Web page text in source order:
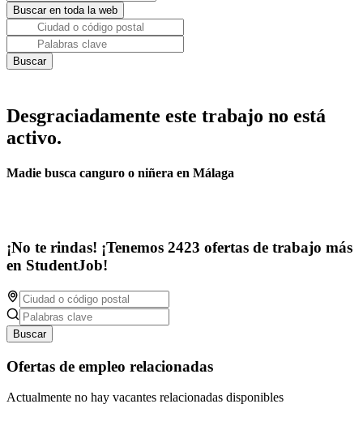
Desgraciadamente este trabajo no está
activo.
Madie busca canguro o niñera en Málaga
¡No te rindas! ¡Tenemos 2423 ofertas de trabajo más
en StudentJob!
Buscar
Ofertas de empleo relacionadas
Actualmente no hay vacantes relacionadas disponibles